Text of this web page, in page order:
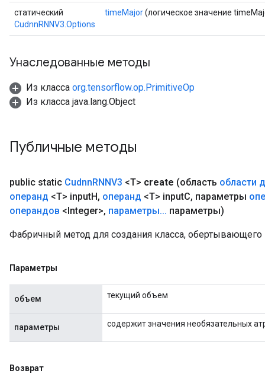
статический
CudnnRNNV3.Options
timeMajor(логическое значение
Унаследованные методы
Из класса org.tensorflow.op.PrimitiveOp
Из класса java.lang.Object
Публичные методы
public static CudnnRNNV3 <T> create (область области
операнд <T> inputH, операнд <T> inputC, параметры
операндов <Integer>, параметры... параметры)
Фабричный метод для создания класса,
Параметры
объем текущий объем
параметры содержит значения необязательных
Возврат